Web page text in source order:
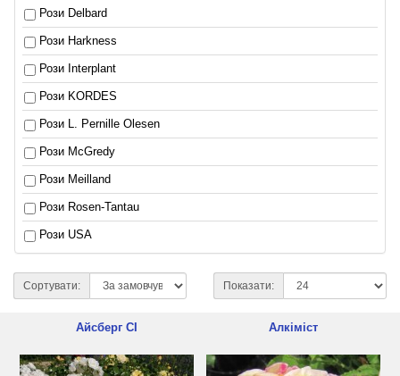
Рози Delbard
Рози Harkness
Рози Interplant
Рози KORDES
Рози L. Pernille Olesen
Рози McGredy
Рози Meilland
Рози Rosen-Tantau
Рози USA
Сортувати: Показати:
Айсберг CI Алкіміст